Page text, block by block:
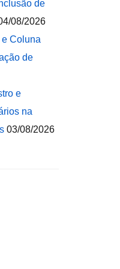
de
08/2026
Coluna
de
e
na
03/08/2026